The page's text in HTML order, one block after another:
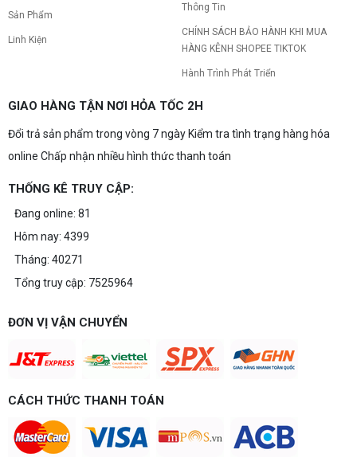
Sản Phẩm
Linh Kiện
Thông Tin
CHÍNH SÁCH BẢO HÀNH KHI MUA
HÀNG KÊNH SHOPEE TIKTOK
Hành Trình Phát Triển
GIAO HÀNG TẬN NƠI HỎA TỐC 2H
Đổi trả sản phẩm trong vòng 7 ngày Kiểm tra tình trạng hàng hóa
online Chấp nhận nhiều hình thức thanh toán
THỐNG KÊ TRUY CẬP:
Đang online: 81
Hôm nay: 4399
Tháng: 40271
Tổng truy cập: 7525964
ĐƠN VỊ VẬN CHUYỂN
CÁCH THỨC THANH TOÁN